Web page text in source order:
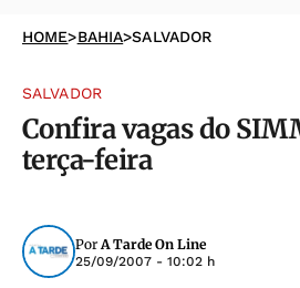
HOME>BAHIA>SALVADOR
SALVADOR
Confira vagas do
terça-feira
PorA Tarde On Line
25/09/2007 - 10:02 h